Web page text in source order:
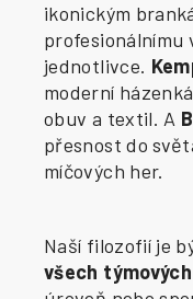
ikonickým
profesionálnímu
jednotlivce.
moderní
obuv a textil. A
přesnost do
míčových her.
Naší filozofií je
všech